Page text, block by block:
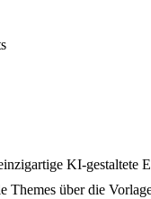
KI-gestaltete
Themes über die